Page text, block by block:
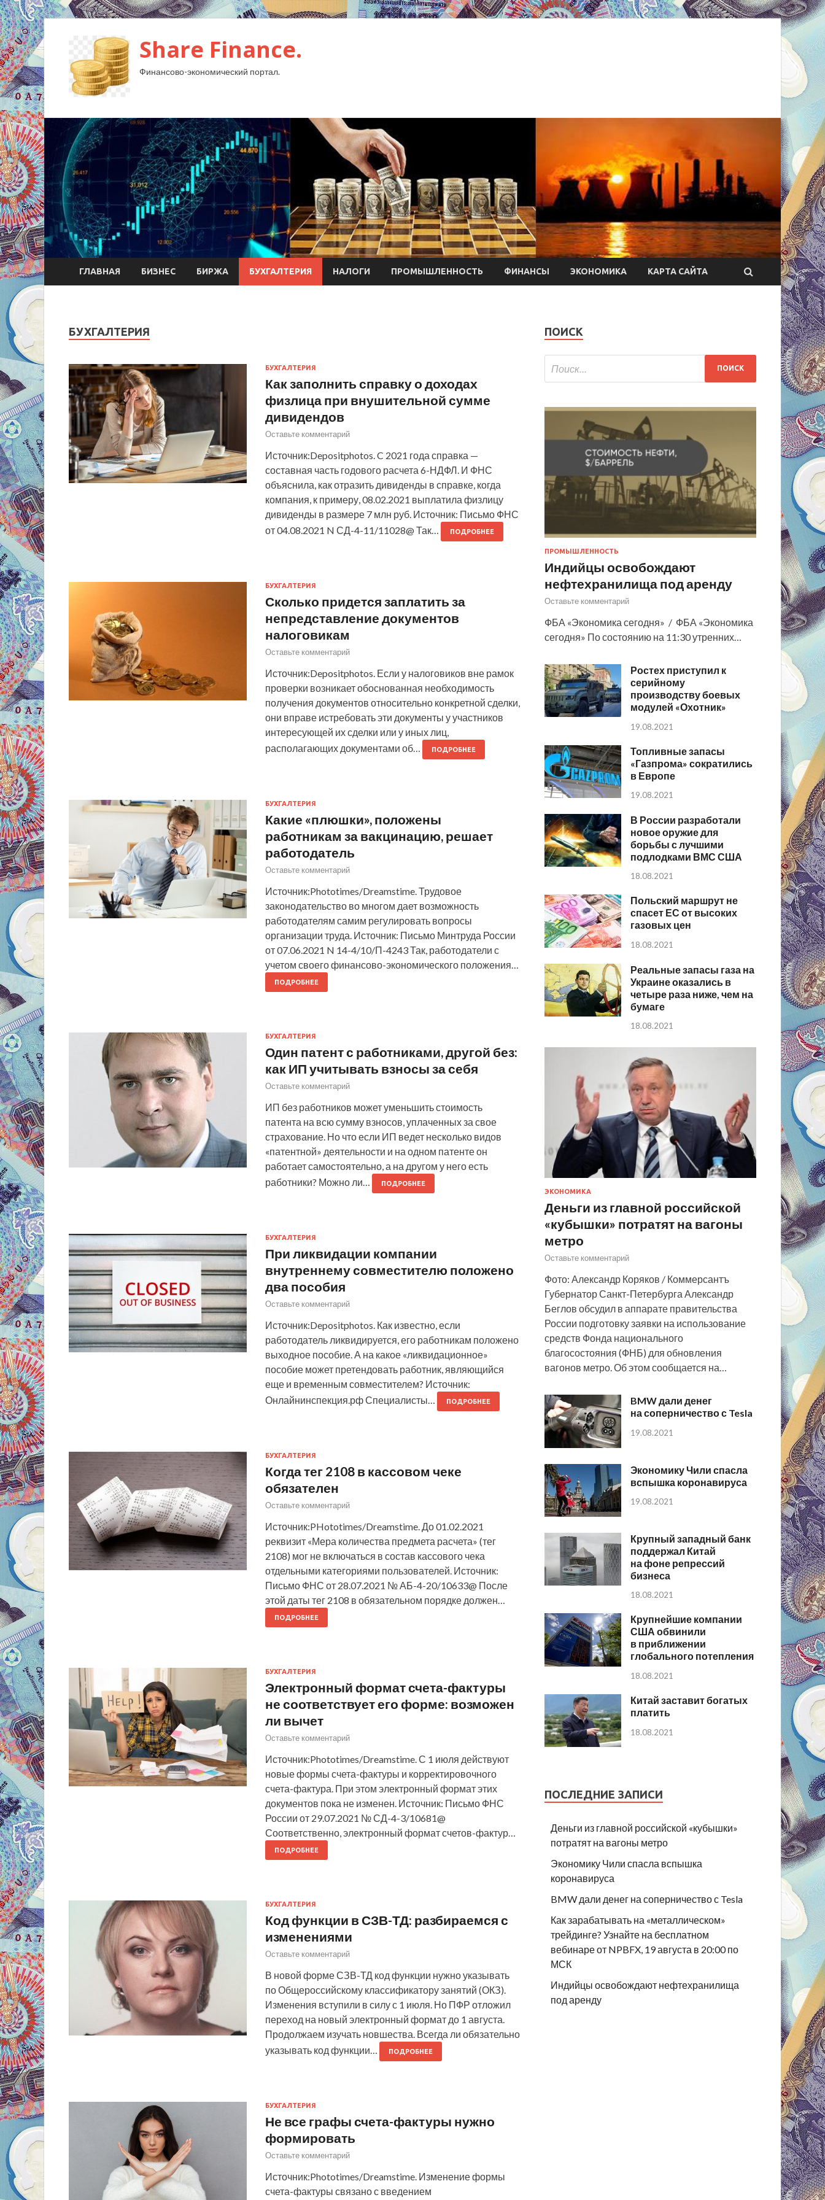
Share Finance.
Финансово-экономический портал.
ГЛАВНАЯ БИЗНЕС БИРЖА БУХГАЛТЕРИЯ НАЛОГИ ПРОМЫШЛЕННОСТЬ ФИНАНСЫ ЭКОНОМИКА КАРТА САЙТА
БУХГАЛТЕРИЯ
БУХГАЛТЕРИЯ
Как заполнить справку о доходах
физлица при внушительной сумме
дивидендов
Оставьте комментарий
Источник:Depositphotos. C 2021 года справка —
составная часть годового расчета 6-НДФЛ. И ФНС
объяснила, как отразить дивиденды в справке, когда
компания, к примеру, 08.02.2021 выплатила физлицу
дивиденды в размере 7 млн руб. Источник: Письмо ФНС
от 04.08.2021 N СД-4-11/11028@ Так…
ПОДРОБНЕЕ
БУХГАЛТЕРИЯ
Сколько придется заплатить за
непредставление документов
налоговикам
Оставьте комментарий
Источник:Depositphotos. Если у налоговиков вне рамок
проверки возникает обоснованная необходимость
получения документов относительно конкретной сделки,
они вправе истребовать эти документы у участников
интересующей их сделки или у иных лиц,
располагающих документами об…
ПОДРОБНЕЕ
БУХГАЛТЕРИЯ
Какие «плюшки», положены
работникам за вакцинацию, решает
работодатель
Оставьте комментарий
Источник:Phototimes/Dreamstime. Трудовое
законодательство во многом дает возможность
работодателям самим регулировать вопросы
организации труда. Источник: Письмо Минтруда России
от 07.06.2021 N 14-4/10/П-4243 Так, работодатели с
учетом своего финансово-экономического положения…
ПОДРОБНЕЕ
БУХГАЛТЕРИЯ
Один патент с работниками, другой без:
как ИП учитывать взносы за себя
Оставьте комментарий
ИП без работников может уменьшить стоимость
патента на всю сумму взносов, уплаченных за свое
страхование. Но что если ИП ведет несколько видов
«патентной» деятельности и на одном патенте он
работает самостоятельно, а на другом у него есть
работники? Можно ли…
ПОДРОБНЕЕ
БУХГАЛТЕРИЯ
При ликвидации компании
внутреннему совместителю положено
два пособия
Оставьте комментарий
Источник:Depositphotos. Как известно, если
работодатель ликвидируется, его работникам положено
выходное пособие. А на какое «ликвидационное»
пособие может претендовать работник, являющийся
еще и временным совместителем? Источник:
Онлайнинспекция.рф Специалисты…
ПОДРОБНЕЕ
БУХГАЛТЕРИЯ
Когда тег 2108 в кассовом чеке
обязателен
Оставьте комментарий
Источник:PHototimes/Dreamstime. До 01.02.2021
реквизит «Мера количества предмета расчета» (тег
2108) мог не включаться в состав кассового чека
отдельными категориями пользователей. Источник:
Письмо ФНС от 28.07.2021 № АБ-4-20/10633@ После
этой даты тег 2108 в обязательном порядке должен…
ПОДРОБНЕЕ
БУХГАЛТЕРИЯ
Электронный формат счета-фактуры
не соответствует его форме: возможен
ли вычет
Оставьте комментарий
Источник:Phototimes/Dreamstime. С 1 июля действуют
новые формы счета-фактуры и корректировочного
счета-фактура. При этом электронный формат этих
документов пока не изменен. Источник: Письмо ФНС
России от 29.07.2021 № СД-4-3/10681@
Соответственно, электронный формат счетов-фактур…
ПОДРОБНЕЕ
БУХГАЛТЕРИЯ
Код функции в СЗВ-ТД: разбираемся с
изменениями
Оставьте комментарий
В новой форме СЗВ-ТД код функции нужно указывать
по Общероссийскому классификатору занятий (ОКЗ).
Изменения вступили в силу с 1 июля. Но ПФР отложил
переход на новый электронный формат до 1 августа.
Продолжаем изучать новшества. Всегда ли обязательно
указывать код функции…
ПОДРОБНЕЕ
БУХГАЛТЕРИЯ
Не все графы счета-фактуры нужно
формировать
Оставьте комментарий
Источник:Phototimes/Dreamstime. Изменение формы
счета-фактуры связано с введением
ПОИСК
ПРОМЫШЛЕННОСТЬ
Индийцы освобождают
нефтехранилища под аренду
Оставьте комментарий
ФБА «Экономика сегодня» / ФБА «Экономика
сегодня» По состоянию на 11:30 утренних…
Ростех приступил к
серийному
производству боевых
модулей «Охотник»
19.08.2021
Топливные запасы
«Газпрома» сократились
в Европе
19.08.2021
В России разработали
новое оружие для
борьбы с лучшими
подлодками ВМС США
18.08.2021
Польский маршрут не
спасет ЕС от высоких
газовых цен
18.08.2021
Реальные запасы газа на
Украине оказались в
четыре раза ниже, чем на
бумаге
18.08.2021
ЭКОНОМИКА
Деньги из главной российской
«кубышки» потратят на вагоны
метро
Оставьте комментарий
Фото: Александр Коряков / Коммерсантъ
Губернатор Санкт-Петербурга Александр
Беглов обсудил в аппарате правительства
России подготовку заявки на использование
средств Фонда национального
благосостояния (ФНБ) для обновления
вагонов метро. Об этом сообщается на…
BMW дали денег
на соперничество с Tesla
19.08.2021
Экономику Чили спасла
вспышка коронавируса
19.08.2021
Крупный западный банк
поддержал Китай
на фоне репрессий
бизнеса
18.08.2021
Крупнейшие компании
США обвинили
в приближении
глобального потепления
18.08.2021
Китай заставит богатых
платить
18.08.2021
ПОСЛЕДНИЕ ЗАПИСИ
Деньги из главной российской «кубышки»
потратят на вагоны метро
Экономику Чили спасла вспышка
коронавируса
BMW дали денег на соперничество с Tesla
Как зарабатывать на «металлическом»
трейдинге? Узнайте на бесплатном
вебинаре от NPBFX, 19 августа в 20:00 по
МСК
Индийцы освобождают нефтехранилища
под аренду